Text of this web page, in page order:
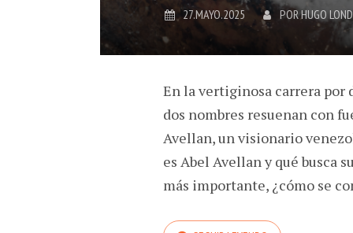
27.MAYO.2025 PORHUGO
En la vertiginosa carrera por
dos nombres resuenan con
Avellan, un visionario
es Abel Avellan y qué busca
más importante, ¿cómo se